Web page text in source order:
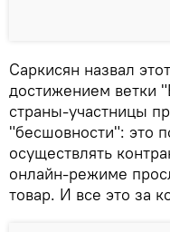
Саркисян назвал
достижением ветки
страны-участницы
"бесшовности": это
осуществлять
онлайн-режиме
товар. И все это за